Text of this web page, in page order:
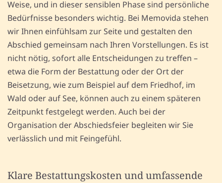
Weise, und in dieser sensiblen Phase sind persönliche
Bedürfnisse besonders wichtig. Bei Memovida stehen
wir Ihnen einfühlsam zur Seite und gestalten den
Abschied gemeinsam nach Ihren Vorstellungen. Es ist
nicht nötig, sofort alle Entscheidungen zu treffen –
etwa die Form der Bestattung oder der Ort der
Beisetzung, wie zum Beispiel auf dem Friedhof, im
Wald oder auf See, können auch zu einem späteren
Zeitpunkt festgelegt werden. Auch bei der
Organisation der Abschiedsfeier begleiten wir Sie
verlässlich und mit Feingefühl.
Klare Bestattungskosten und umfassende